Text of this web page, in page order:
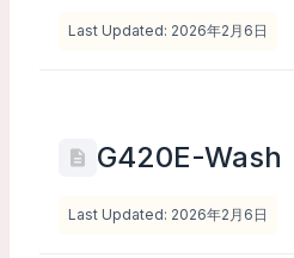
Last Updated: 2026年2月6日
G420E-Wash
Last Updated: 2026年2月6日